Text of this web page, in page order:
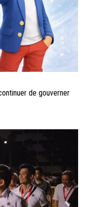
de gouverner